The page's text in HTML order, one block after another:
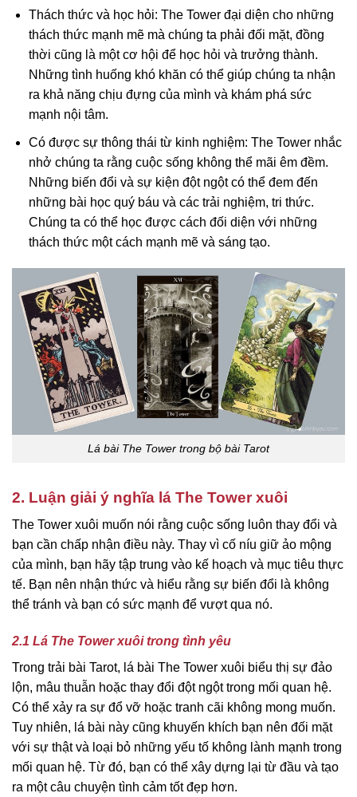
Thách thức và học hỏi: The Tower đại diện cho những
thách thức mạnh mẽ mà chúng ta phải đối mặt, đồng
thời cũng là một cơ hội để học hỏi và trưởng thành.
Những tình huống khó khăn có thể giúp chúng ta nhận
ra khả năng chịu đựng của mình và khám phá sức
mạnh nội tâm.
Có được sự thông thái từ kinh nghiệm: The Tower nhắc
nhở chúng ta rằng cuộc sống không thể mãi êm đềm.
Những biến đổi và sự kiện đột ngột có thể đem đến
những bài học quý báu và các trải nghiệm, tri thức.
Chúng ta có thể học được cách đối diện với những
thách thức một cách mạnh mẽ và sáng tạo.
Lá bài The Tower trong bộ bài Tarot
2. Luận giải ý nghĩa lá The Tower xuôi
The Tower xuôi muốn nói rằng cuộc sống luôn thay đổi và
bạn cần chấp nhận điều này. Thay vì cố níu giữ ảo mộng
của mình, bạn hãy tập trung vào kế hoạch và mục tiêu thực
tế. Bạn nên nhận thức và hiểu rằng sự biến đổi là không
thể tránh và bạn có sức mạnh để vượt qua nó.
2.1 Lá The Tower xuôi trong tình yêu
Trong trải bài Tarot, lá bài The Tower xuôi biểu thị sự đảo
lộn, mâu thuẫn hoặc thay đổi đột ngột trong mối quan hệ.
Có thể xảy ra sự đổ vỡ hoặc tranh cãi không mong muốn.
Tuy nhiên, lá bài này cũng khuyến khích bạn nên đối mặt
với sự thật và loại bỏ những yếu tố không lành mạnh trong
mối quan hệ. Từ đó, bạn có thể xây dựng lại từ đầu và tạo
ra một câu chuyện tình cảm tốt đẹp hơn.